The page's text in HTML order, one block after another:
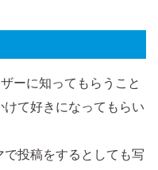
ーに知ってもらうこと
て好きになってもらい
投稿をするとしても写